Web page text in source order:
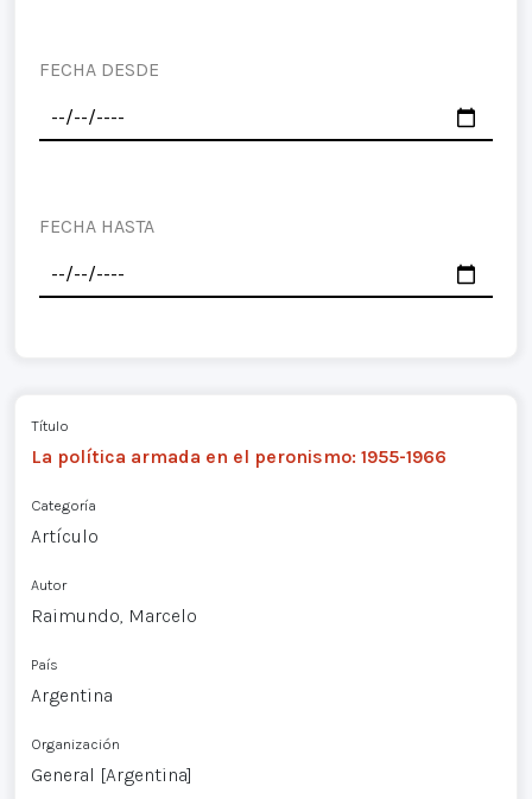
FECHA DESDE
FECHA HASTA
Título
La política armada en el peronismo: 1955-1966
Categoría
Artículo
Autor
Raimundo, Marcelo
País
Argentina
Organización
General [Argentina]